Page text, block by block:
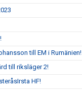
till EM i Rumänien!
till riksläger 2!
HF!